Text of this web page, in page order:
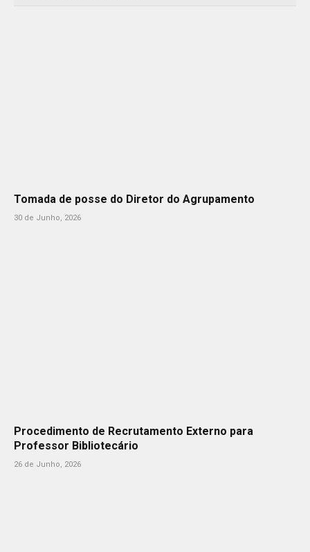
Tomada de posse do Diretor do Agrupamento
30 de Junho, 2026
Procedimento de Recrutamento Externo para
Professor Bibliotecário
26 de Junho, 2026